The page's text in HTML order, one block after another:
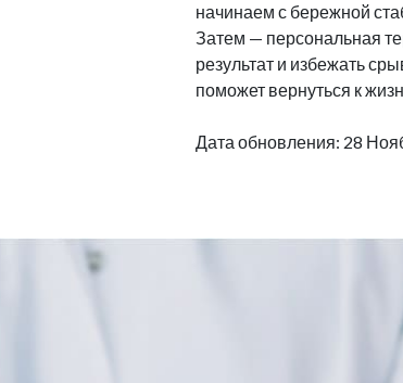
начинаем с бережной
Затем — персональная
результат и избежать
поможет вернуться к
Дата обновления: 28